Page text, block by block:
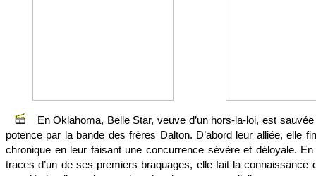
En Oklahoma, Belle Star, veuve d’un hors-la-loi, est
potence par la bande des frères Dalton. D’abord leur alliée, elle
chronique en leur faisant une concurrence sévère et déloyale.
traces d’un de ses premiers braquages, elle fait la connaissance